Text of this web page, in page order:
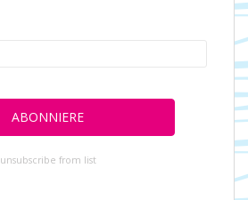
unsubscribe from list